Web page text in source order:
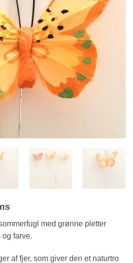
med grønne pletter
og farve.
af fjer, som giver den et naturtro